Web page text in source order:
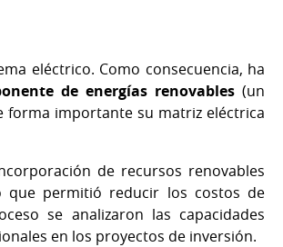
eléctrico. Como consecuencia, ha
de energías renovables (un
forma importante su matriz eléctrica
de recursos renovables
que permitió reducir los costos de
se analizaron las capacidades
en los proyectos de inversión.